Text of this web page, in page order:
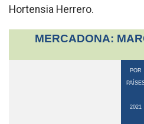
Hortensia Herrero.
MERCADONA:
POR
2021